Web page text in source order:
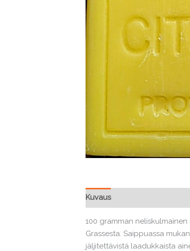
Kuvaus
100 gramman
Grassesta. Saippuassa
jäljitettävistä laadukkaista